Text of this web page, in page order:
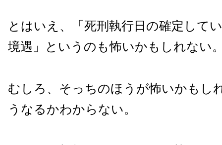
とはいえ、「死刑執行日の確定して
境遇」というのも怖いかもしれない
むしろ、そっちのほうが怖いかもし
うなるかわからない。